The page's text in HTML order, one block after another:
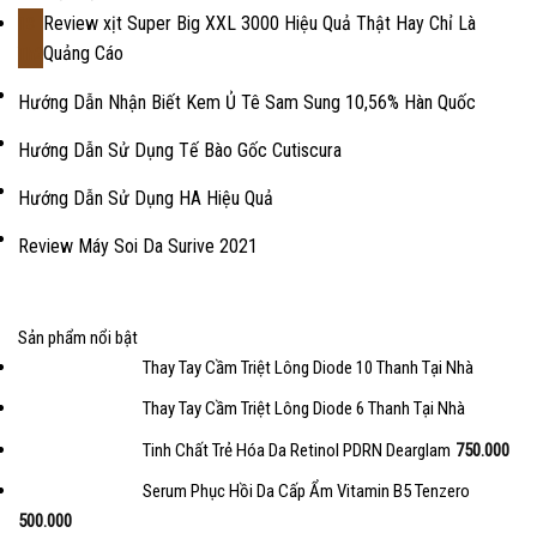
Review xịt Super Big XXL 3000 Hiệu Quả Thật Hay Chỉ Là
Quảng Cáo
Hướng Dẫn Nhận Biết Kem Ủ Tê Sam Sung 10,56% Hàn Quốc
Hướng Dẫn Sử Dụng Tế Bào Gốc Cutiscura
Hướng Dẫn Sử Dụng HA Hiệu Quả
Review Máy Soi Da Surive 2021
Sản phẩm nổi bật
Thay Tay Cầm Triệt Lông Diode 10 Thanh Tại Nhà
Thay Tay Cầm Triệt Lông Diode 6 Thanh Tại Nhà
Tinh Chất Trẻ Hóa Da Retinol PDRN Dearglam 750.000
Serum Phục Hồi Da Cấp Ẩm Vitamin B5 Tenzero
500.000